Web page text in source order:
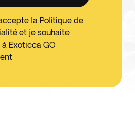
la Politique de
et je souhaite
Exoticca GO